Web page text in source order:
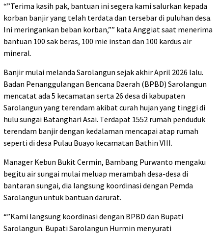
“”Terima kasih pak, bantuan ini segera kami salurkan kepada
korban banjir yang telah terdata dan tersebar di puluhan desa.
Ini meringankan beban korban,”” kata Anggiat saat menerima
bantuan 100 sak beras, 100 mie instan dan 100 kardus air
mineral.
Banjir mulai melanda Sarolangun sejak akhir April 2026 lalu.
Badan Penanggulangan Bencana Daerah (BPBD) Sarolangun
mencatat ada 5 kecamatan serta 26 desa di kabupaten
Sarolangun yang terendam akibat curah hujan yang tinggi di
hulu sungai Batanghari Asai. Terdapat 1552 rumah penduduk
terendam banjir dengan kedalaman mencapai atap rumah
seperti di desa Pulau Buayo kecamatan Bathin VIII.
Manager Kebun Bukit Cermin, Bambang Purwanto mengaku
begitu air sungai mulai meluap merambah desa-desa di
bantaran sungai, dia langsung koordinasi dengan Pemda
Sarolangun untuk bantuan darurat.
“”Kami langsung koordinasi dengan BPBD dan Bupati
Sarolangun. Bupati Sarolangun Hurmin menyurati